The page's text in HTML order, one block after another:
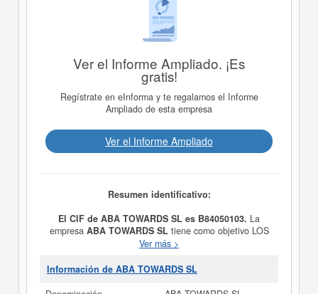
Ver el Informe Ampliado. ¡Es
gratis!
Regístrate en eInforma y te regalamos el Informe
Ampliado de esta empresa
Ver el Informe Ampliado
Resumen identificativo:
El CIF de ABA TOWARDS SL es B84050103. La
empresa ABA TOWARDS SLtiene como objetivo LOS
SERVICIOS DE CONSULTORIA COMERCIAL EN EL
AMBITO DE LA INFORMATICA. EL DESARROLLO DE
SOFTWARE Y SU LANZAMIENTO COMERCIAL
MARKETING AL EFECTO y se dió del alta el día
Ver más >
Información de ABA TOWARDS SL